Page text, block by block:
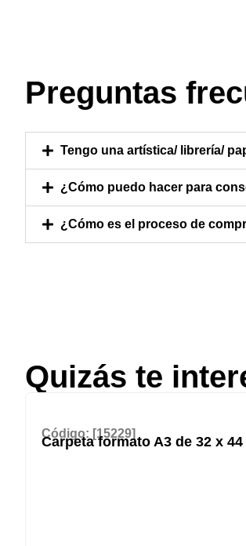
Preguntas
Tengo una artística/ librería/
¿Cómo puedo hacer para
¿Cómo es el proceso de
Quizás te
Código: [15229]
Carpeta formato A3 de 32 x